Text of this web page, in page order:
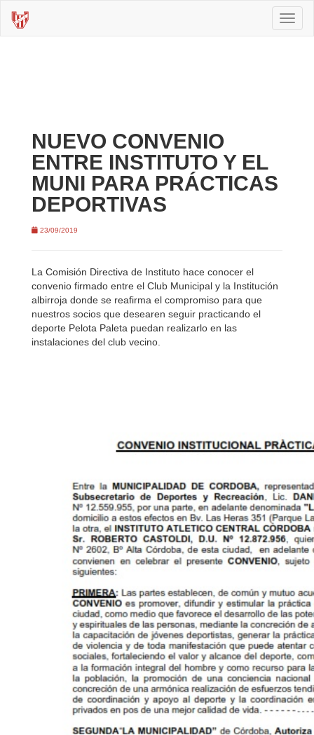
NUEVO CONVENIO
ENTRE INSTITUTO Y EL
MUNI PARA PRÁCTICAS
DEPORTIVAS
23/09/2019
La Comisión Directiva de Instituto hace conocer el
convenio firmado entre el Club Municipal y la Institución
albirroja donde se reafirma el compromiso para que
nuestros socios que desearen seguir practicando el
deporte Pelota Paleta puedan realizarlo en las
instalaciones del club vecino.